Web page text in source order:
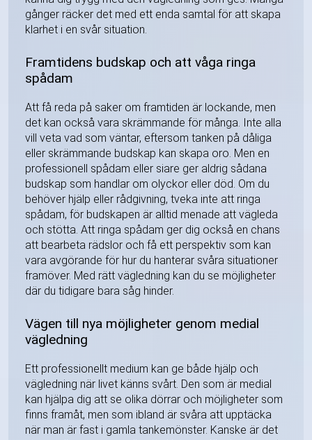
gånger räcker det med ett enda samtal för att skapa
klarhet i en svår situation.
Framtidens budskap och att våga ringa
spådam
Att få reda på saker om framtiden är lockande, men
det kan också vara skrämmande för många. Inte alla
vill veta vad som väntar, eftersom tanken på dåliga
eller skrämmande budskap kan skapa oro. Men en
professionell spådam eller siare ger aldrig sådana
budskap som handlar om olyckor eller död. Om du
behöver hjälp eller rådgivning, tveka inte att ringa
spådam, för budskapen är alltid menade att vägleda
och stötta. Att ringa spådam ger dig också en chans
att bearbeta rädslor och få ett perspektiv som kan
vara avgörande för hur du hanterar svåra situationer
framöver. Med rätt vägledning kan du se möjligheter
där du tidigare bara såg hinder.
Vägen till nya möjligheter genom medial
vägledning
Ett professionellt medium kan ge både hjälp och
vägledning när livet känns svårt. Den som är medial
kan hjälpa dig att se olika dörrar och möjligheter som
finns framåt, men som ibland är svåra att upptäcka
när man är fast i gamla tankemönster. Kanske är det